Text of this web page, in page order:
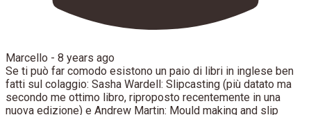
Marcello - 8 years ago
Se ti può far comodo esistono un paio di libri in inglese ben
fatti sul colaggio: Sasha Wardell: Slipcasting (più datato ma
secondo me ottimo libro, riproposto recentemente in una
nuova edizione) e Andrew Martin: Mould making and slip